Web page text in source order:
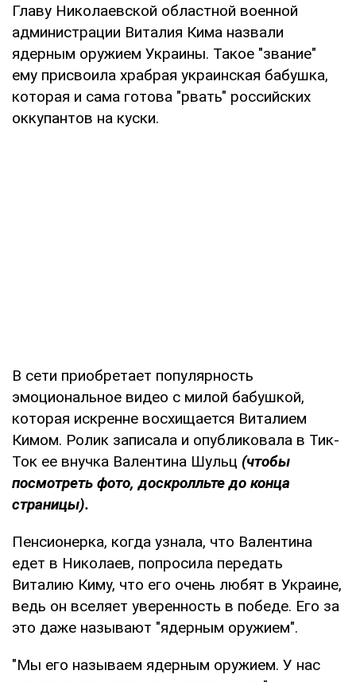
Главу Николаевской областной военной
администрации Виталия Кима назвали
ядерным оружием Украины. Такое "звание"
ему присвоила храбрая украинская бабушка,
которая и сама готова "рвать" российских
оккупантов на куски.
В сети приобретает популярность
эмоциональное видео с милой бабушкой,
которая искренне восхищается Виталием
Кимом. Ролик записала и опубликовала в Тик-
Ток ее внучка Валентина Шульц (чтобы
посмотреть фото, доскролльте до конца
страницы).
Пенсионерка, когда узнала, что Валентина
едет в Николаев, попросила передать
Виталию Киму, что его очень любят в Украине,
ведь он вселяет уверенность в победе. Его за
это даже называют "ядерным оружием".
"Мы его называем ядерным оружием. У нас